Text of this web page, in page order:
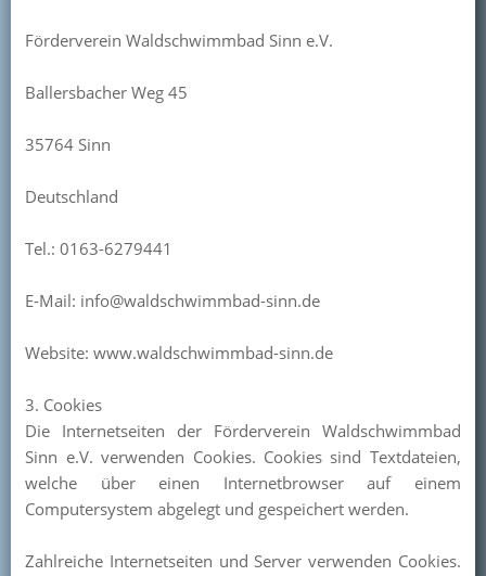
Förderverein Waldschwimmbad Sinn e.V.
Ballersbacher Weg 45
35764 Sinn
Deutschland
Tel.: 0163-6279441
E-Mail: info@waldschwimmbad-sinn.de
Website: www.waldschwimmbad-sinn.de
3. Cookies
Die Internetseiten der Förderverein Waldschwimmbad
Sinn e.V. verwenden Cookies. Cookies sind Textdateien,
welche über einen Internetbrowser auf einem
Computersystem abgelegt und gespeichert werden.
Zahlreiche Internetseiten und Server verwenden Cookies.